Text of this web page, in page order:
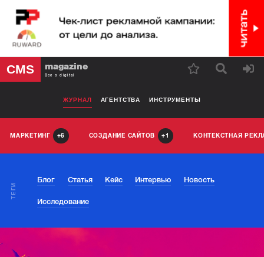
CMS magazine
Все о digital
ЖУРНАЛ АГЕНТСТВА ИНСТРУМЕНТЫ
МАРКЕТИНГ 6 СОЗДАНИЕ САЙТОВ 1 КОНТЕКСТНАЯ
ТЕГИ
Блог Статья Кейс Интервью Новость
Исследование